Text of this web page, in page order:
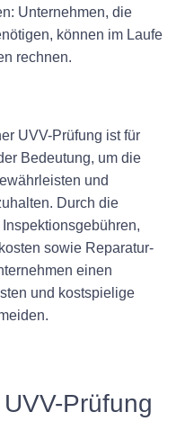
Unternehmen, die
können im Laufe
rechnen.
UVV-Prüfung ist für
Bedeutung, um die
und
Durch die
sowie Reparatur-
einen
und kostspielige
Prüfung